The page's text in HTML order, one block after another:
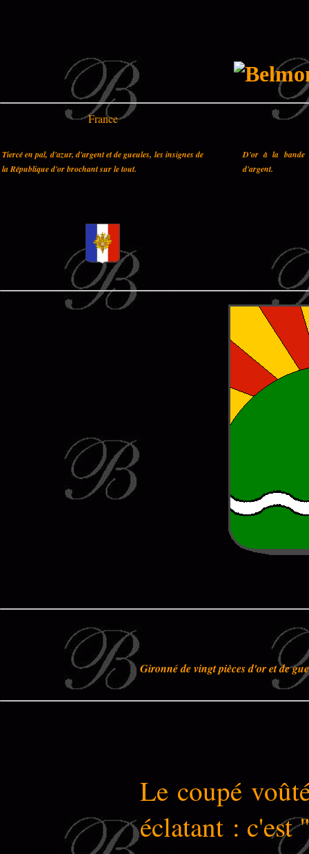
France
Tiercé en pal, d'azur, d'argent et de gueules, les insignes de
la République d'or brochant sur le tout.
D'or à la bande
d'argent.
Gironné de vingt pièces d'or et de
Le coupé
éclatant :